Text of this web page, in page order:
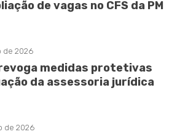
de vagas no CFS da PM
de 2026
medidas protetivas
da assessoria jurídica
de 2026